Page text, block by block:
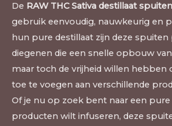
De RAW THC Sativa destillaat spuiten
gebruik eenvoudig, nauwkeurig en
hun pure destillaat zijn deze
diegenen die een snelle opbouw
maar toch de vrijheid willen hebben
toe te voegen aan verschillende
Of je nu op zoek bent naar een pure
producten wilt infuseren, deze